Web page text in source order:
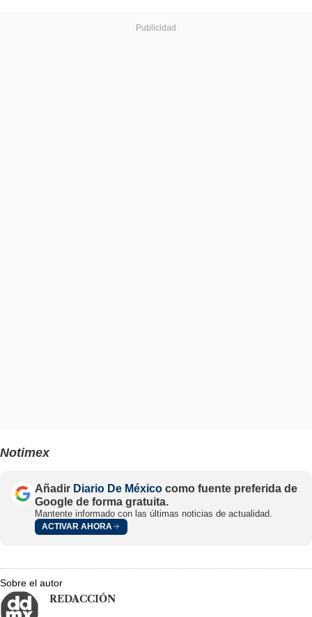
Notimex
Añadir Diario De México como fuente preferida de
Google de forma gratuita.
Mantente informado con las últimas noticias de actualidad.
ACTIVAR AHORA
Sobre el autor
REDACCIÓN